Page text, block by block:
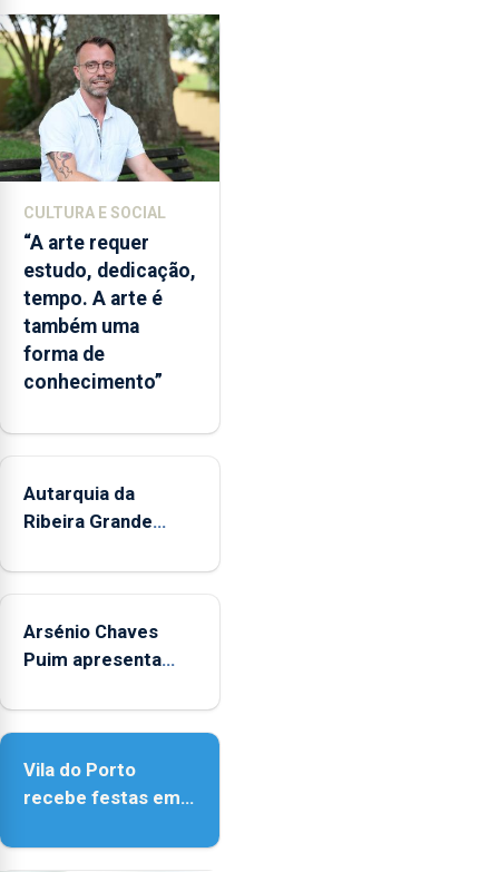
para
os
bombeiros
dos
Açores
com
responsabilidades
partilhadas
entre
o
Governo
Regional
e
municípios.
CULTURA E SOCIAL
“A arte requer
estudo, dedicação,
tempo. A arte é
também uma
forma de
conhecimento”
Autarquia da
Ribeira Grande
"Museus no Verão"
Arsénio Chaves
Puim apresenta
de Vila do Porto
Vila do Porto
recebe festas em
Senhora da